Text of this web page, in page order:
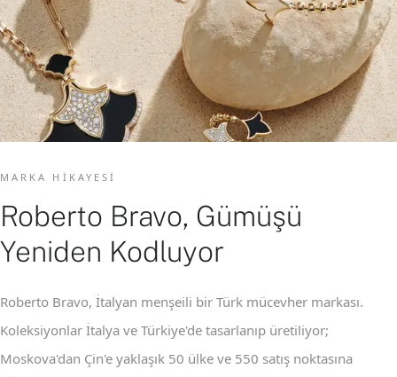
MARKA HIKAYESI
Roberto Bravo, Gümüşü
Yeniden Kodluyor
Roberto Bravo, İtalyan menşeili bir Türk mücevher markası.
Koleksiyonlar İtalya ve Türkiye'de tasarlanıp üretiliyor;
Moskova'dan Çin'e yaklaşık 50 ülke ve 550 satış noktasına